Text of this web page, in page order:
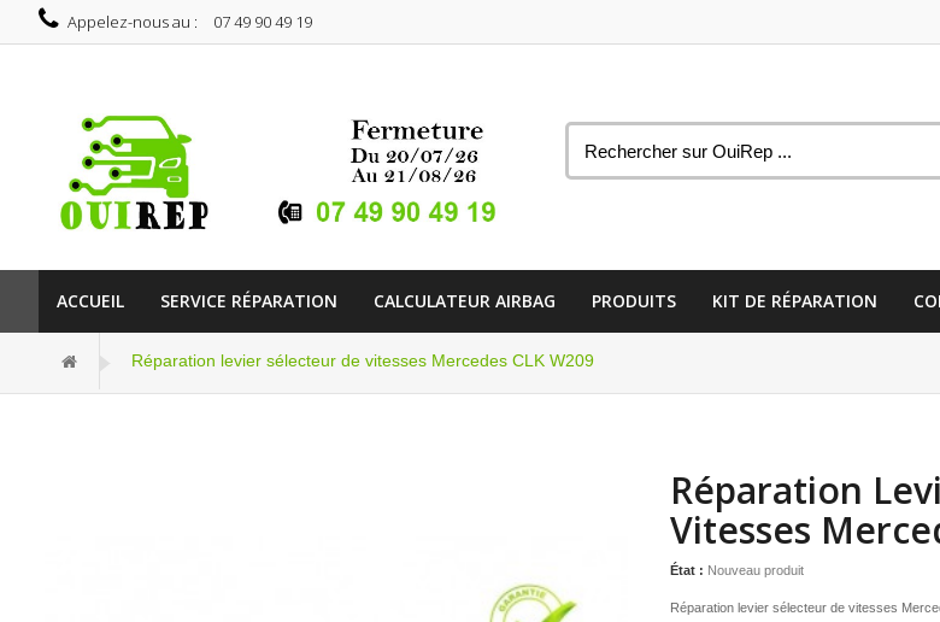
Appelez-nous au : 07 49 90 49 19
ACCUEIL SERVICE RÉPARATION CALCULATEUR AIRBAG PRODUITS KIT DE RÉPARATION
Réparation levier sélecteur de vitesses Mercedes CLK W209
Réparation
Vitesses
État : Nouveau produit
Réparation levier sélecteur de vitesses